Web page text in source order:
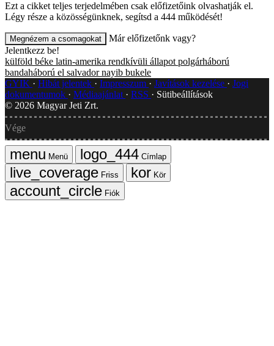
Ezt a cikket teljes terjedelmében csak előfizetőink olvashatják el.
Légy része a közösségünknek, segítsd a 444 működését!
Megnézem a csomagokat
Már előfizetőnk vagy?
Jelentkezz be!
külföld béke latin-amerika rendkívüli állapot polgárháború
bandaháború el salvador nayib bukele
GYIK
Hibát jelentek Impresszum Javítások kezelése
Jogi
dokumentumok
Médiaajánlat RSS
Sütibeállítások
© 2026 Magyar Jeti Zrt.
Vége
Menü
Címlap
Friss
Kör
Fiók